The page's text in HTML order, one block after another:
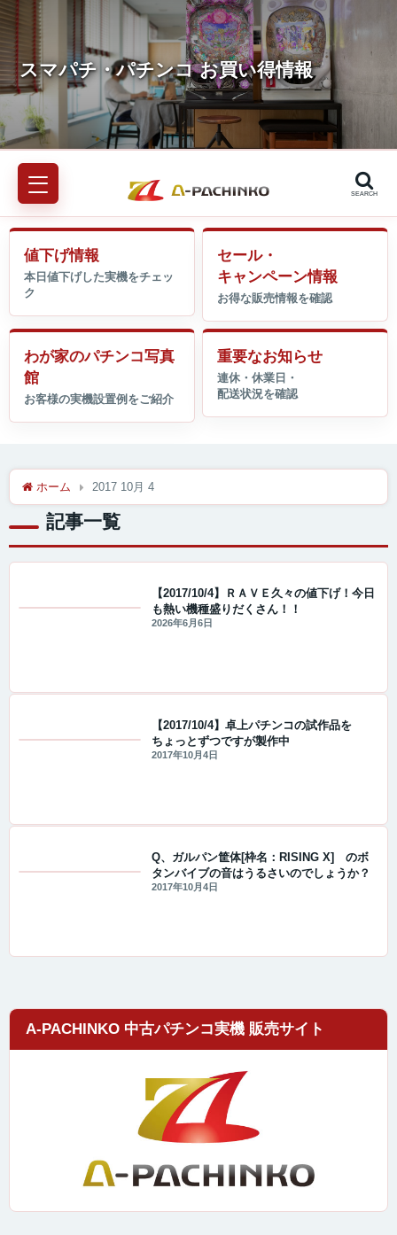
SEARCH
値下げ情報
セール・
キャンペーン情報
わが家のパチンコ写真
館
重要なお知らせ
ホーム 2017 10月 4
記事一覧
【2017/10/4】ＲＡＶＥ久々の値下げ！今日
も熱い機種盛りだくさん！！
2026年6月6日
【2017/10/4】卓上パチンコの試作品を
ちょっとずつですが製作中
2017年10月4日
Q、ガルパン筐体[枠名：RISING X] のボ
タンバイブの音はうるさいのでしょうか？
2017年10月4日
A-PACHINKO 中古パチンコ実機 販売サイト